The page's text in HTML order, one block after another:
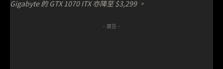
Gigabyte 的 GTX 1070 ITX 亦降至 $3,299 。
- 廣告 -